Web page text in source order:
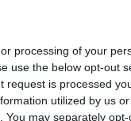
processing of your
use the below opt-out
request is processed
utilized by us
may separately
téren történt.
TOVÁBB →